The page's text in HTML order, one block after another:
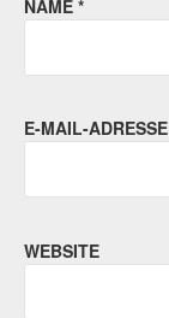
NAME *
E-MAIL-ADRESSE
WEBSITE